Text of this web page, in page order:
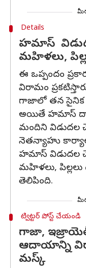
Details
హమాస్
మహిళలు,
ఈ ఒప్పందం
విరామం
గాజాలో తన సైనిక
అయితే హమాస్
మందిని విడుదల
నెతన్యాహు
హమాస్ విడుదల
మహిళలు,
తెలిపింది.
ట్విట్టర్ పోస్ట్ చేయండి
గాజా, ఇజ్రాయెలీ
ఆదాయాన్ని
మస్క్